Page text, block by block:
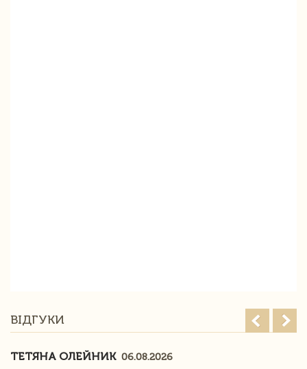
ВІДГУКИ
ТЕТЯНА ОЛЕЙНИК 06.08.2026